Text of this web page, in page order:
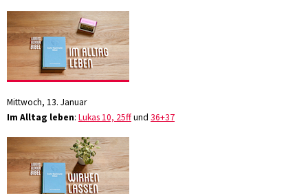
Mittwoch, 13. Januar
Im Alltag leben: Lukas 10, 25ffund 36+37